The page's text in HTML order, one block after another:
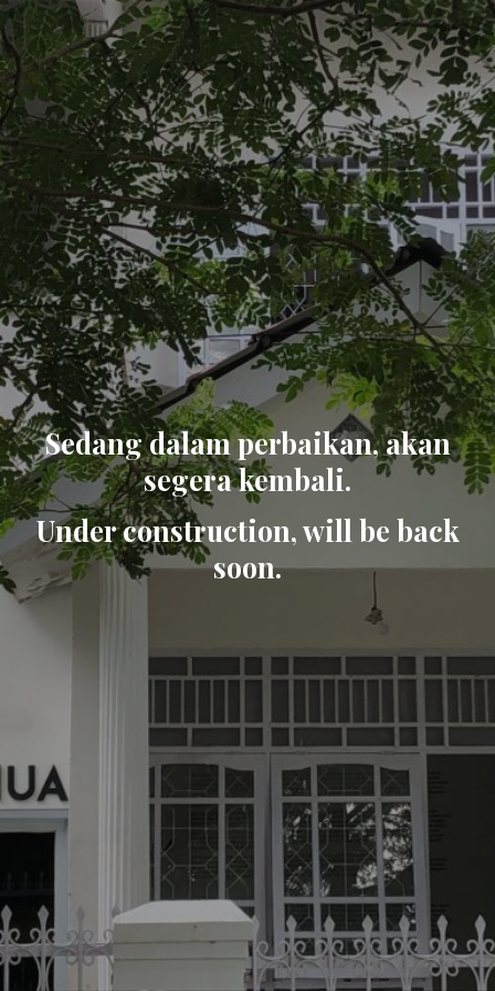
Sedang dalam perbaikan, akan
segera kembali.
Under construction, will be back
soon.